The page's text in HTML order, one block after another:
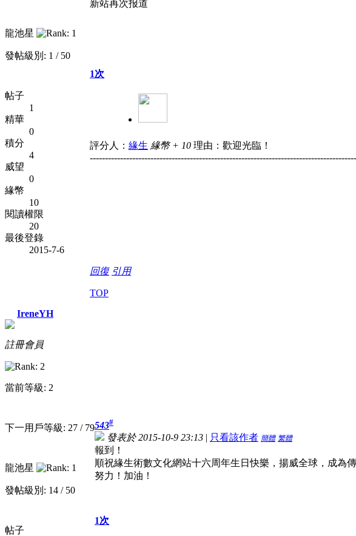
龍池星
發帖級別: 1 / 50
帖子
1
精華
0
積分
4
威望
0
緣幣
10
閱讀權限
20
最後登錄
2015-7-6
新站再次报道
1次
評分人： 緣生 緣幣 + 10 理由：歡迎光臨！
回復 引用
TOP
IreneYH
註冊會員
當前等級: 2
下一用戶等級: 27 / 79
龍池星
發帖級別: 14 / 50
帖子
543#
發表於 2015-10-9 23:13 | 只看該作者 簡體 繁體
報到！
順祝緣生術數文化網站十六周年生日快樂，揚威全球，成為
努力！加油！
1次